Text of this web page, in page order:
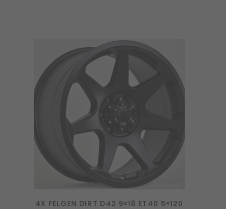
4X FELGEN DIRT D42 9×18 ET40 5×120